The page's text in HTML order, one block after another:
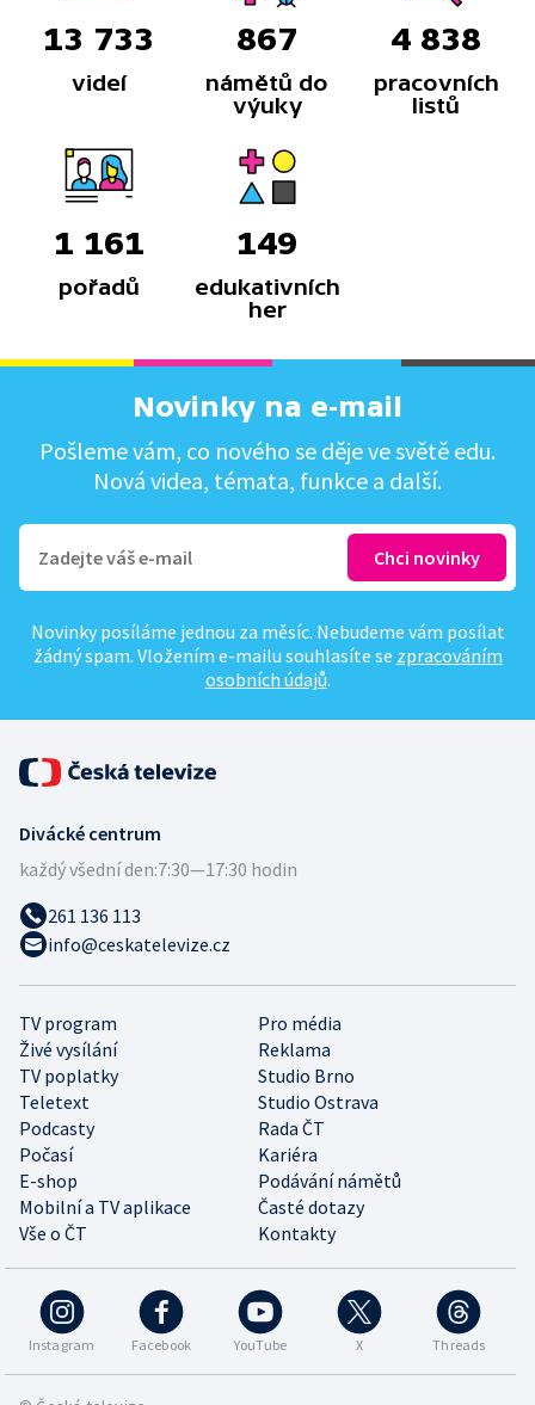
13 733
videí
867
námětů do
výuky
4 838
pracovních
listů
1 161
pořadů
149
edukativních
her
Novinky na e-mail
Pošleme vám, co nového se děje ve světě edu.
Nová videa, témata, funkce a další.
Novinky posíláme jednou za měsíc. Nebudeme vám posílat
žádný spam. Vložením e-mailu souhlasíte se zpracováním
osobních údajů.